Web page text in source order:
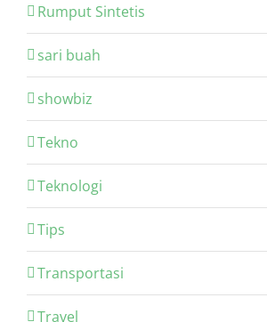
Rumput Sintetis
sari buah
showbiz
Tekno
Teknologi
Tips
Transportasi
Travel